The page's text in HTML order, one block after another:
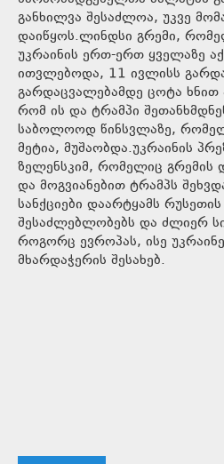
განხილვა შესაძლოა, უკვე
დაიწყოს.ლინდსი გრემი,
უკრაინის ერთ-ერთ ყველაზე
ითვლებოდა, 11 ივლისს
გარდაცვალებამდე ცოტა
რომ ის და ტრამპი
საბოლოოდ წინსვლაზე,
მეტია, მუშაობდა.უკრაინის
ზელენსკიმ, რომელიც გრემის
და მოგვიანებით ტრამპს
სანქციები დაარტყამს
შესაძლებლობებს და ძლიერ
როგორც ევროპას, ისე
მხარდაჭერის შესახებ.